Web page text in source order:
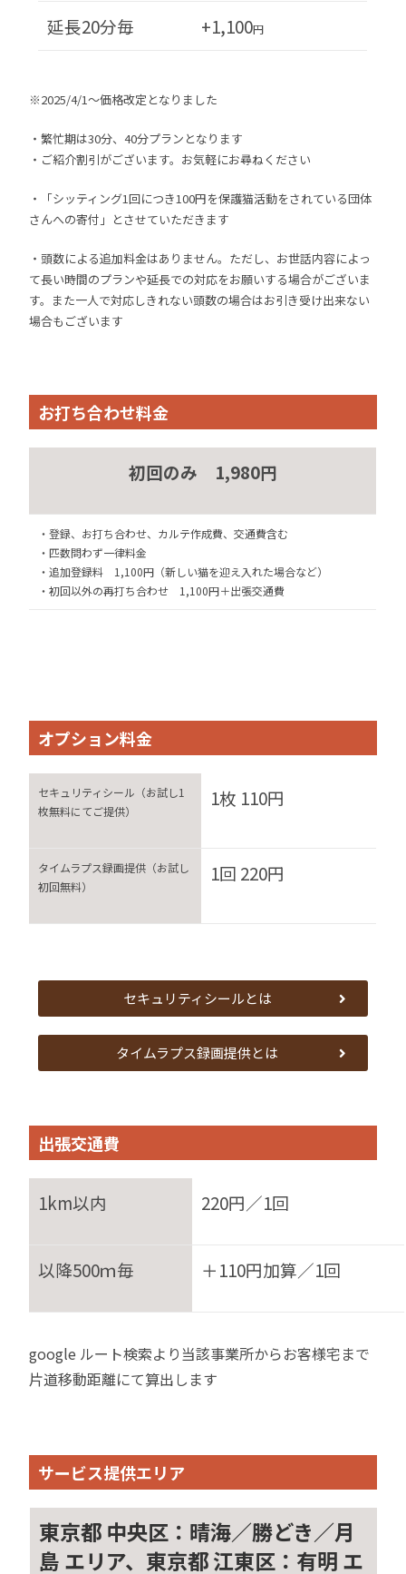
延長20分毎 +1,100円
※2025/4/1～価格改定となりました
・繁忙期は30分、40分プランとなります
・ご紹介割引がございます。お気軽にお尋ねください
・「シッティング1回につき100円を保護猫活動をされている団体
さんへの寄付」とさせていただきます
・頭数による追加料金はありません。ただし、お世話内容によっ
て長い時間のプランや延長での対応をお願いする場合がございま
す。また一人で対応しきれない頭数の場合はお引き受け出来ない
場合もございます
お打ち合わせ料金
初回のみ 1,980円
・登録、お打ち合わせ、カルテ作成費、交通費含む
・匹数問わず一律料金
・追加登録料 1,100円（新しい猫を迎え入れた場合など）
・初回以外の再打ち合わせ 1,100円＋出張交通費
オプション料金
セキュリティシール（お試し1
枚無料にてご提供）
1枚 110円
タイムラプス録画提供（お試し
初回無料）
1回 220円
セキュリティシールとは
タイムラプス録画提供とは
出張交通費
1km以内 220円／1回
以降500ｍ毎 ＋110円加算／1回
google ルート検索より当該事業所からお客様宅まで
片道移動距離にて算出します
サービス提供エリア
東京都 中央区：晴海／勝どき／月
島 エリア、東京都 江東区：有明 エ